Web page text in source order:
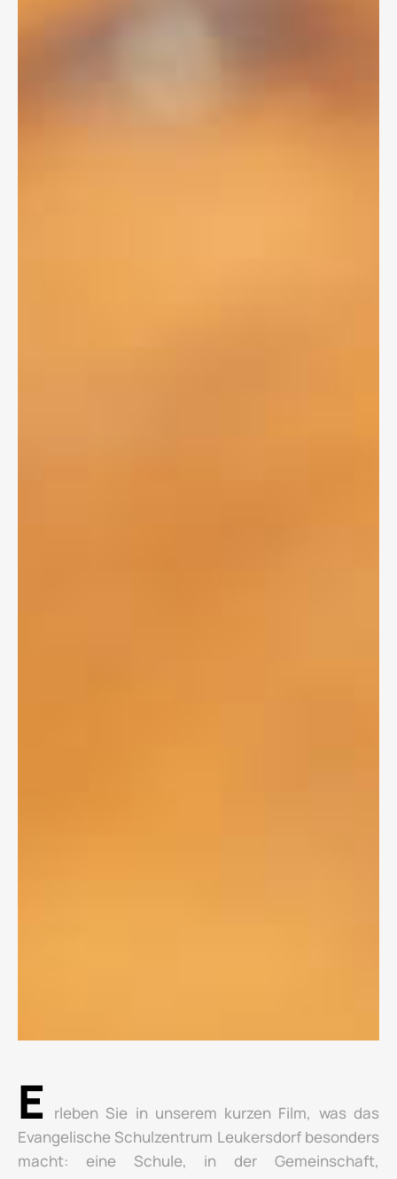
E
rleben Sie in unserem kurzen Film, was das
Evangelische Schulzentrum Leukersdorf besonders
macht: eine Schule, in der Gemeinschaft,